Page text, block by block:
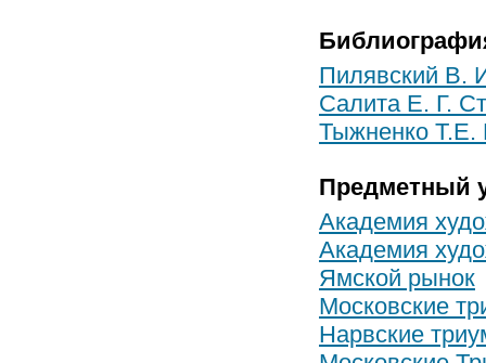
Пилявский В.
Салита Е. Г.
Тыжненко Т.Е.
Предметный
Академия
Академия
Ямской рынок
Московские
Нарвские